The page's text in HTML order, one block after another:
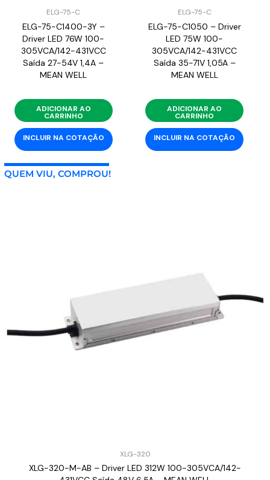
ELG-75-C
ELG-75-C1400-3Y –
Driver LED 76W 100-
305VCA/142-431VCC
Saída 27-54V 1,4A –
MEAN WELL
ADICIONAR AO
CARRINHO
INCLUIR NA COTAÇÃO
ELG-75-C
ELG-75-C1050 – Driver
LED 75W 100-
305VCA/142-431VCC
Saída 35-71V 1,05A –
MEAN WELL
ADICIONAR AO
CARRINHO
INCLUIR NA COTAÇÃO
QUEM VIU, COMPROU!
XLG-320
XLG-320-M-AB – Driver LED 312W 100-305VCA/142-